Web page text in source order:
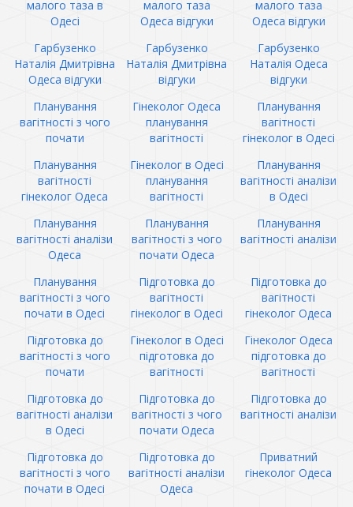
малого таза в
Одесі
малого таза
Одеса відгуки
малого таза
Одеса відгуки
Гарбузенко
Наталія Дмитрівна
Одеса відгуки
Гарбузенко
Наталія Дмитрівна
відгуки
Гарбузенко
Наталія Одеса
відгуки
Планування
вагітності з чого
почати
Гінеколог Одеса
планування
вагітності
Планування
вагітності
гінеколог в Одесі
Планування
вагітності
гінеколог Одеса
Гінеколог в Одесі
планування
вагітності
Планування
вагітності аналізи
в Одесі
Планування
вагітності аналізи
Одеса
Планування
вагітності з чого
почати Одеса
Планування
вагітності аналізи
Планування
вагітності з чого
почати в Одесі
Підготовка до
вагітності
гінеколог в Одесі
Підготовка до
вагітності
гінеколог Одеса
Підготовка до
вагітності з чого
почати
Гінеколог в Одесі
підготовка до
вагітності
Гінеколог Одеса
підготовка до
вагітності
Підготовка до
вагітності аналізи
в Одесі
Підготовка до
вагітності з чого
почати Одеса
Підготовка до
вагітності аналізи
Підготовка до
вагітності з чого
почати в Одесі
Підготовка до
вагітності аналізи
Одеса
Приватний
гінеколог Одеса